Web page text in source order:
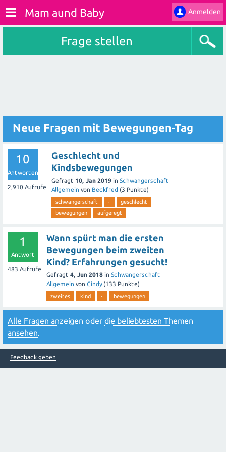
Anmelden
Mam aund Baby
Frage stellen
Neue Fragen mit Bewegungen-Tag
10
Antworten
2,910 Aufrufe
Geschlecht und
Kindsbewegungen
Gefragt 10, Jan 2019 in Schwangerschaft
Allgemein von Beckfred (3 Punkte)
schwangerschaft -
geschlecht
bewegungen
aufgeregt
1
Antwort
483 Aufrufe
Wann spürt man die ersten
Bewegungen beim zweiten
Kind? Erfahrungen gesucht!
Gefragt 4, Jun 2018 in Schwangerschaft
Allgemein von Cindy (133 Punkte)
zweites kind - bewegungen
Alle Fragen anzeigen oder die beliebtesten Themen
ansehen.
Feedback geben